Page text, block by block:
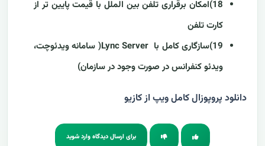
18)امکان برقراری تلفن بین الملل با قیمت پایین تر از
کارت تلفن
19)سازگاری کامل با Lync Server( سامانه ویدئوچت،
ویدئو کنفرانس در صورت وجود در سازمان)
دانلود پروپوزال کامل ویپ از کازیو
برای ارسال دیدگاه وارد شوید